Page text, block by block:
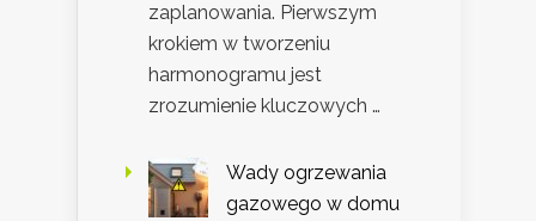
zaplanowania. Pierwszym
krokiem w tworzeniu
harmonogramu jest
zrozumienie kluczowych …
Wady ogrzewania
gazowego w domu